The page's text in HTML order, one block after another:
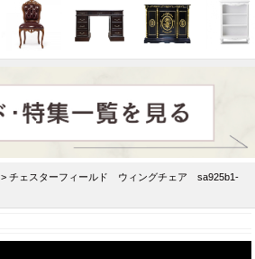
> チェスターフィールド ウィングチェア sa925b1-